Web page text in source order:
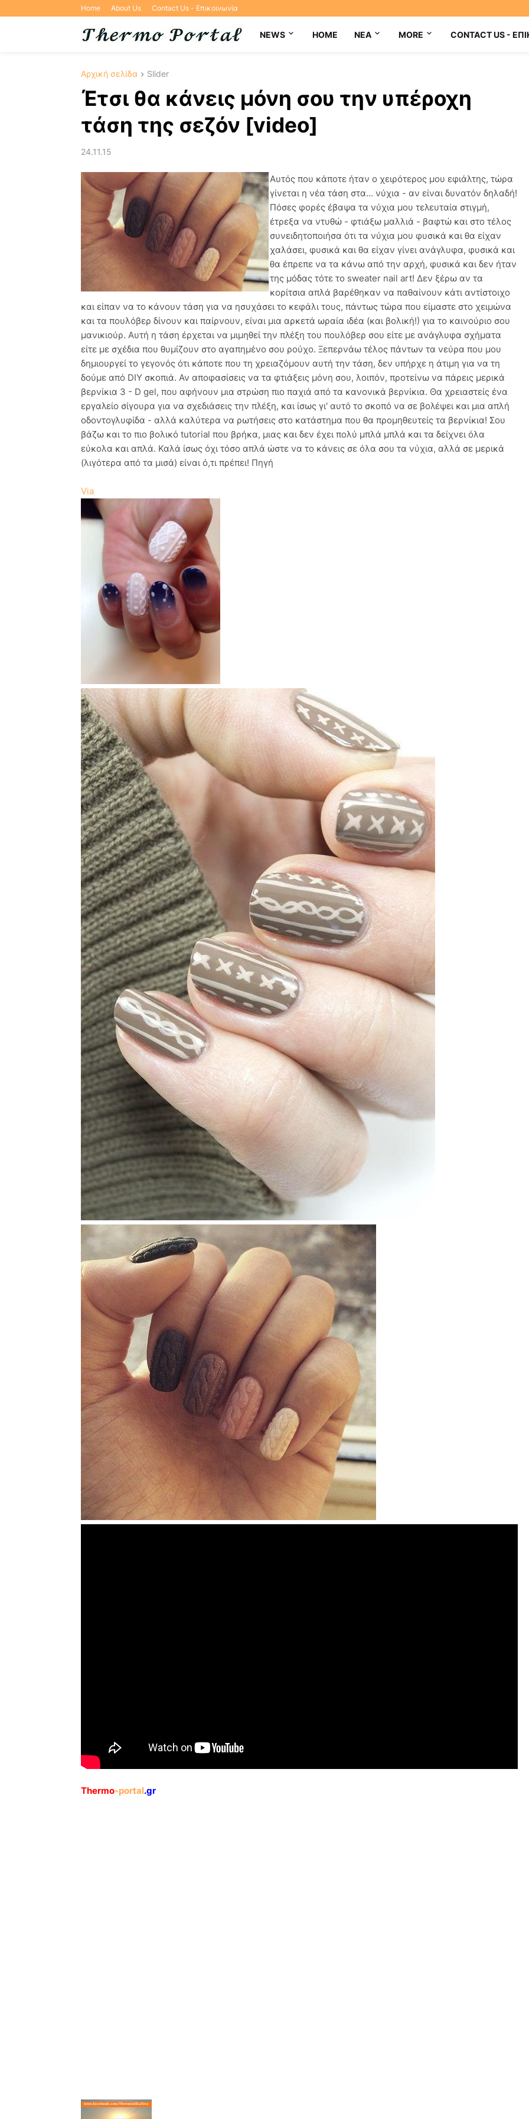
Home About Us Contact Us - Επικοινωνία
NEWS HOME NEA MORE CONTACT US -
Αρχική σελίδα Slider
Έτσι θα κάνεις μόνη σου την υπέροχη
τάση της σεζόν [video]
24.11.15
Αυτός που κάποτε ήταν ο χειρότερος μου εφιάλτης, τώρα
γίνεται η νέα τάση στα... νύχια - αν είναι δυνατόν δηλαδή!
Πόσες φορές έβαψα τα νύχια μου τελευταία στιγμή,
έτρεξα να ντυθώ - φτιάξω μαλλιά - βαφτώ και στο τέλος
συνειδητοποιήσα ότι τα νύχια μου φυσικά και θα είχαν
χαλάσει, φυσικά και θα είχαν γίνει ανάγλυφα, φυσικά και
θα έπρεπε να τα κάνω από την αρχή, φυσικά και δεν ήταν
της μόδας τότε το sweater nail art! Δεν ξέρω αν τα
κορίτσια απλά βαρέθηκαν να παθαίνουν κάτι αντίστοιχo
και είπαν να το κάνουν τάση για να ησυχάσει το κεφάλι τους, πάντως τώρα που είμαστε στο χειμώνα
και τα πουλόβερ δίνουν και παίρνουν, είναι μια αρκετά ωραία ιδέα (και βολική!) για το καινούριο σου
μανικιούρ. Αυτή η τάση έρχεται να μιμηθεί την πλέξη του πουλόβερ σου είτε με ανάγλυφα σχήματα
είτε με σχέδια που θυμίζουν στο αγαπημένο σου ρούχο. Ξεπερνάω τέλος πάντων τα νεύρα που μου
δημιουργεί το γεγονός ότι κάποτε που τη χρειαζόμουν αυτή την τάση, δεν υπήρχε η άτιμη για να τη
δούμε από DIY σκοπιά. Αν αποφασίσεις να τα φτιάξεις μόνη σου, λοιπόν, προτείνω να πάρεις μερικά
βερνίκια 3 - D gel, που αφήνουν μια στρώση πιο παχιά από τα κανονικά βερνίκια. Θα χρειαστείς ένα
εργαλείο σίγουρα για να σχεδιάσεις την πλέξη, και ίσως γι' αυτό το σκοπό να σε βολέψει και μια απλή
οδοντογλυφίδα - αλλά καλύτερα να ρωτήσεις στο κατάστημα που θα προμηθευτείς τα βερνίκια! Σου
βάζω και το πιο βολικό tutorial που βρήκα, μιας και δεν έχει πολύ μπλά μπλά και τα δείχνει όλα
εύκολα και απλά. Καλά ίσως όχι τόσο απλά ώστε να το κάνεις σε όλα σου τα νύχια, αλλά σε μερικά
(λιγότερα από τα μισά) είναι ό,τι πρέπει! Πηγή
Via
Thermo-portal.gr